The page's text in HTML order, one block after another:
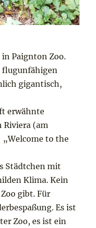
Paignton Zoo.
flugunfähigen
gigantisch,
erwähnte
Riviera (am
to the
Städtchen mit
Klima. Kein
gibt. Für
Es ist
Zoo, es ist ein